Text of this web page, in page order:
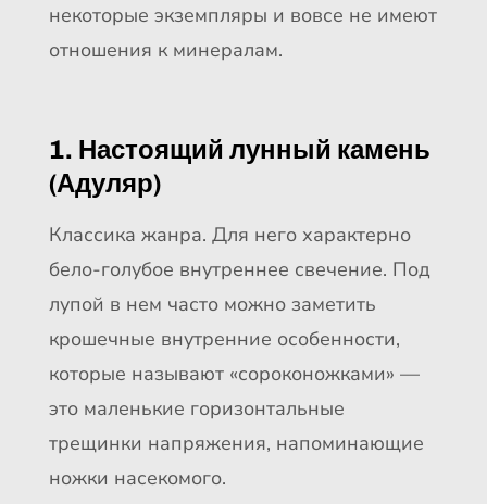
некоторые экземпляры и вовсе не имеют
отношения к минералам.
1. Настоящий лунный камень
(Адуляр)
Классика жанра. Для него характерно
бело-голубое внутреннее свечение. Под
лупой в нем часто можно заметить
крошечные внутренние особенности,
которые называют «сороконожками» —
это маленькие горизонтальные
трещинки напряжения, напоминающие
ножки насекомого.